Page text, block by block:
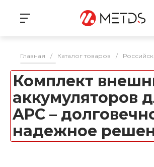
Главная / Каталог товаров /
Комплект
аккумуляторов
APC –
надежное